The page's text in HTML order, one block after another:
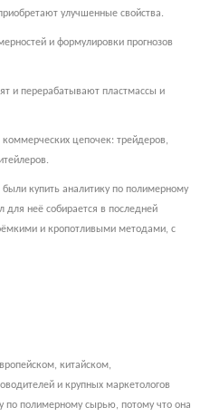
улучшенные свойства.
и формулировки прогнозов
и перерабатывают пластмассы и
цепочек: трейдеров,
купить аналитику по полимерному
неё собирается в последней
и кропотливыми методами, с
китайском,
и крупных маркетологов
по полимерному сырью, потому что она